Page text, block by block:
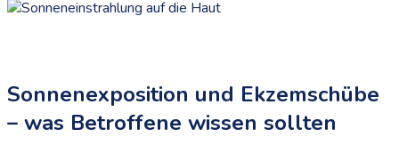
Sonnenexposition und Ekzemschübe
– was Betroffene wissen sollten